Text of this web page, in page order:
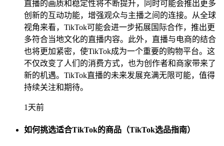
直播的画质和稳定性将不断提升，同时可能会推出更多
创新的互动功能，增强观众与主播之间的连接。从全球
视角来看，TikTok可能会进一步拓展国际合作，推出更
多符合当地文化的直播内容。此外，直播与电商的结合
也将更加紧密，使TikTok成为一个重要的购物平台。这
不仅改变了人们的消费方式，也为创作者和商家带来了
新的机遇。TikTok直播的未来发展充满无限可能，值得
持续关注和期待。
1天前
如何挑选适合TikTok的商品（TikTok选品指南）